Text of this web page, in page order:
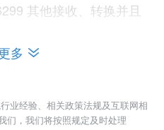
其他接收、转换并且
元。
万美元。
多
业经验、相关政策法规及互联网相
们，我们将按照规定及时处理